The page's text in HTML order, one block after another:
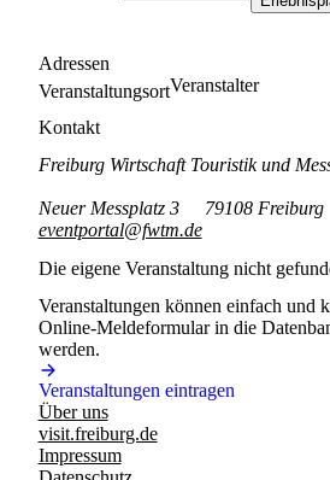
Adressen
VeranstaltungsortVeranstalter
Kontakt
Freiburg Wirtschaft Touristik und
Neuer Messplatz 3
79108 Freiburg
eventportal@fwtm.de
Die eigene Veranstaltung nicht
Veranstaltungen können einfach und
Online-Meldeformular in die
werden.
Veranstaltungen eintragen
Über uns
visit.freiburg.de
Impressum